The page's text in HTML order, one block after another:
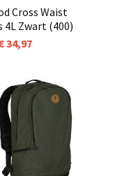
Cross Waist
4L Zwart (400)
34,97